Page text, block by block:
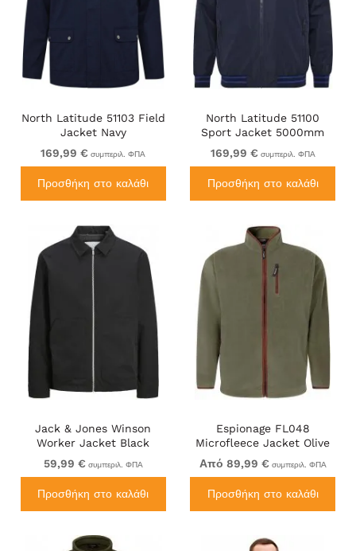
North Latitude 51103 Field
Jacket Navy
169,99 € συμπεριλ. ΦΠΑ
Προσθήκη στο καλάθι
North Latitude 51100
Sport Jacket 5000mm
Navy
169,99 € συμπεριλ. ΦΠΑ
Προσθήκη στο καλάθι
Jack & Jones Winson
Worker Jacket Black
59,99 € συμπεριλ. ΦΠΑ
Προσθήκη στο καλάθι
Espionage FL048
Microfleece Jacket Olive
Green
Από 89,99 € συμπεριλ. ΦΠΑ
Προσθήκη στο καλάθι